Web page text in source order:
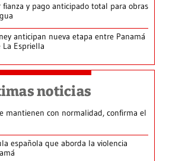
y pago anticipado total para obras
anticipan nueva etapa entre Panamá
La Espriella
noticias
mantienen con normalidad, confirma el
española que aborda la violencia